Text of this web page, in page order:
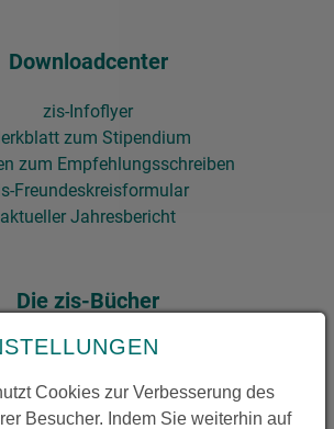
Downloadcenter
zis-Infoflyer
zum Stipendium
zum Empfehlungsschreiben
Freundeskreisformular
aktueller Jahresbericht​​​​​​​
Die zis-Bücher
Jubiläum ist jeweils ein Buch über
erworben werden.
Cookies zur Verbesserung des
Besucher. Indem Sie weiterhin auf